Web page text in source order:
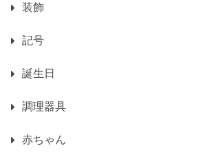
装飾
記号
誕生日
調理器具
赤ちゃん